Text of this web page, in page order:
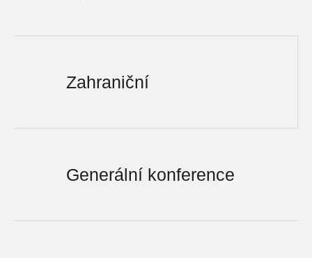
Zahraniční
Generální konference